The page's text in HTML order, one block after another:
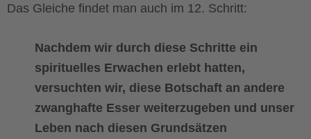
Das Gleiche findet man auch im 12. Schritt:
Nachdem wir durch diese Schritte ein
spirituelles Erwachen erlebt hatten,
versuchten wir, diese Botschaft an andere
zwanghafte Esser weiterzugeben und unser
Leben nach diesen Grundsätzen